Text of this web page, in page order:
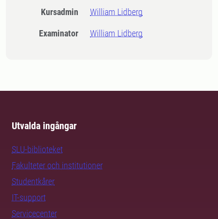
Kursadmin William Lidberg
Examinator William Lidberg
Utvalda ingångar
SLU-biblioteket
Fakulteter och institutioner
Studentkårer
IT-support
Servicecenter